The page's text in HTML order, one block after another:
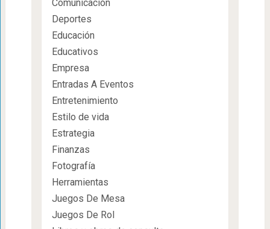
Comunicación
Deportes
Educación
Educativos
Empresa
Entradas A Eventos
Entretenimiento
Estilo de vida
Estrategia
Finanzas
Fotografía
Herramientas
Juegos De Mesa
Juegos De Rol